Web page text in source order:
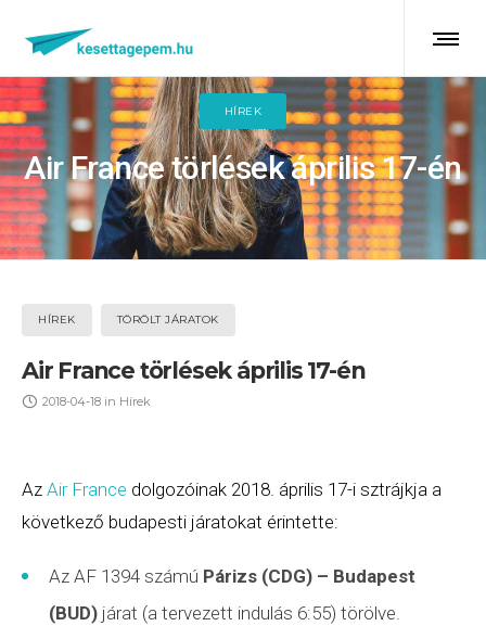
HÍREK
Air France törlések április 17-én
HÍREK TÖRÖLT JÁRATOK
Air France törlések április 17-én
2018-04-18 in Hírek
Az Air France dolgozóinak 2018. április 17-i sztrájkja a
következő budapesti járatokat érintette:
Az AF 1394 számú Párizs (CDG) – Budapest
(BUD) járat (a tervezett indulás 6:55) törölve.